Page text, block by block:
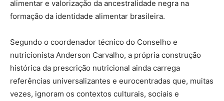
alimentar e valorização da ancestralidade negra na
formação da identidade alimentar brasileira.
Segundo o coordenador técnico do Conselho e
nutricionista Anderson Carvalho, a própria construção
histórica da prescrição nutricional ainda carrega
referências universalizantes e eurocentradas que, muitas
vezes, ignoram os contextos culturais, sociais e